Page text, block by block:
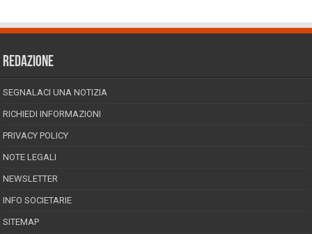
REDAZIONE
SEGNALACI UNA NOTIZIA
RICHIEDI INFORMAZIONI
PRIVACY POLICY
NOTE LEGALI
NEWSLETTER
INFO SOCIETARIE
SITEMAP